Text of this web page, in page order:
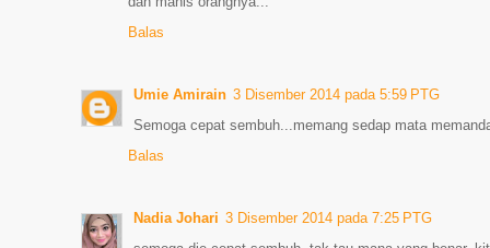
Balas
Umie Amirain 3 Disember 2014 pada 5:59 PTG
Semoga cepat sembuh...memang sedap mata
Balas
Nadia Johari 3 Disember 2014 pada 7:25 PTG